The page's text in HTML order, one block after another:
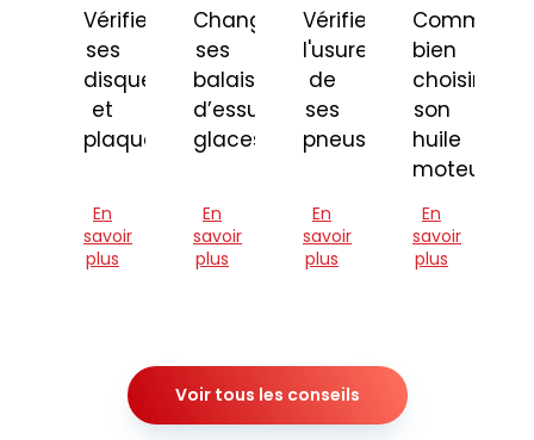
Vérifier
ses
disques
et
plaquettes
En
savoir
plus
Changer
ses
balais
d’essuie-
glaces
En
savoir
plus
Vérifier
l'usure
de
ses
pneus
En
savoir
plus
Comment
bien
choisir
son
huile
moteur
En
savoir
plus
Voir tous les conseils